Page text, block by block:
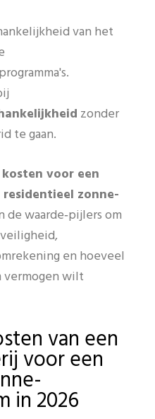
van het
zonder
te gaan.
kosten voor een
zonne-
de waarde‑pijlers om
en hoeveel
wilt
van een
voor een
in 2026